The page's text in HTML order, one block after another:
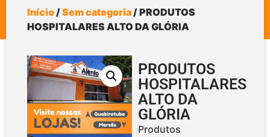
Início/Sem categoria/ PRODUTOS
HOSPITALARES ALTO DA GLÓRIA
PRODUTOS
HOSPITALARES
ALTO DA
GLÓRIA
Produtos